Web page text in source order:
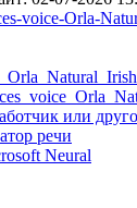
voice-Orla-
или
речи
Neural